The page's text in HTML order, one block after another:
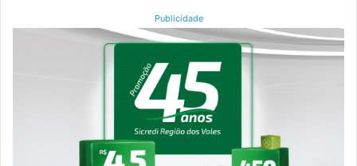
Publicidade